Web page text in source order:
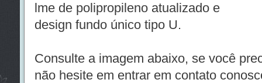
lme de polipropileno atualizado e
design fundo único tipo U.
Consulte a imagem abaixo, se você
não hesite em entrar em contato